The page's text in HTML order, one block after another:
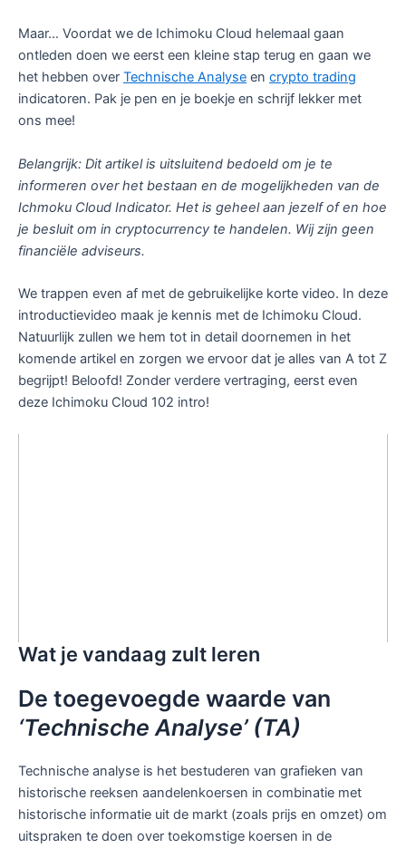
Maar… Voordat we de Ichimoku Cloud helemaal gaan
ontleden doen we eerst een kleine stap terug en gaan we
het hebben over Technische Analyse en crypto trading
indicatoren. Pak je pen en je boekje en schrijf lekker met
ons mee!
Belangrijk: Dit artikel is uitsluitend bedoeld om je te
informeren over het bestaan en de mogelijkheden van de
Ichmoku Cloud Indicator. Het is geheel aan jezelf of en hoe
je besluit om in cryptocurrency te handelen. Wij zijn geen
financiële adviseurs.
We trappen even af met de gebruikelijke korte video. In deze
introductievideo maak je kennis met de Ichimoku Cloud.
Natuurlijk zullen we hem tot in detail doornemen in het
komende artikel en zorgen we ervoor dat je alles van A tot Z
begrijpt! Beloofd! Zonder verdere vertraging, eerst even
deze Ichimoku Cloud 102 intro!
Wat je vandaag zult leren
De toegevoegde waarde van
‘Technische Analyse’ (TA)
Technische analyse is het bestuderen van grafieken van
historische reeksen aandelenkoersen in combinatie met
historische informatie uit de markt (zoals prijs en omzet) om
uitspraken te doen over toekomstige koersen in de